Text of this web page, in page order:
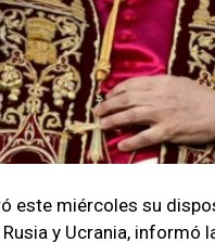
este miércoles su
y Ucrania, informó